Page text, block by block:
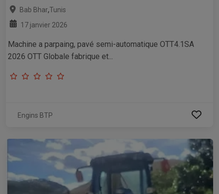
Bab Bhar,Tunis
17 janvier 2026
Machine a parpaing, pavé semi-automatique OTT4.1SA
2026 OTT Globale fabrique et...
Engins BTP